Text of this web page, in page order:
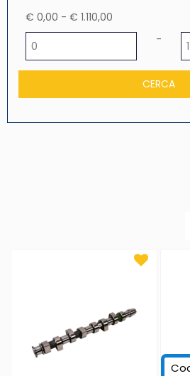
€ 0,00 - € 1.110,00
-